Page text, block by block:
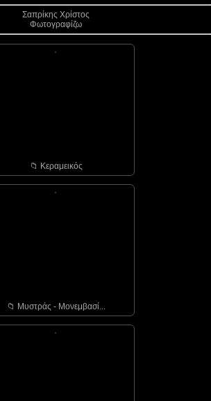
Σαπρίκης Χρίστος
Φωτογραφίζω
📁︎ Κεραμεικός
📁︎ Μυστράς - Μονεμβασί...